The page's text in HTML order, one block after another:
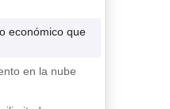
económico que
en la nube